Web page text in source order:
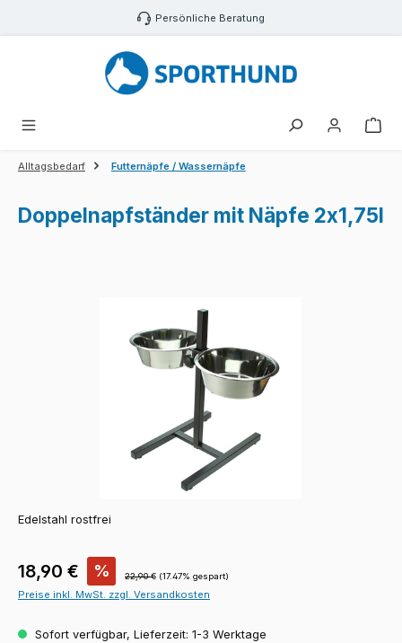
Zum Hauptinhalt springen Persönliche Beratung
Alltagsbedarf Futternäpfe / Wassernäpfe
Doppelnapfständer mit Näpfe 2x1,75l
Edelstahl rostfrei
Verkaufspreis:
18,90 € % Regulärer Preis:
22,90 € (17.47% gespart)
Preise inkl. MwSt. zzgl. Versandkosten
Sofort verfügbar, Lieferzeit: 1-3 Werktage